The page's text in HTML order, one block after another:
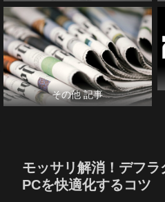
その他 記事
モッサリ解消！デフ
PCを快適化するコツ